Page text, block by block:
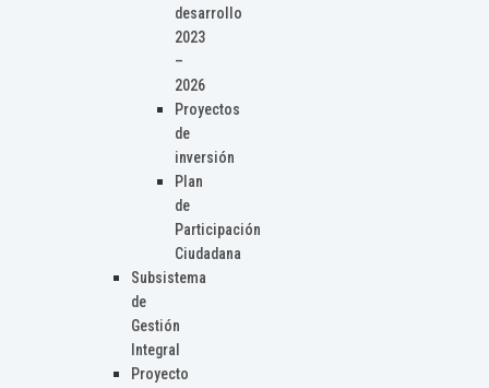
desarrollo
2023
–
2026
Proyectos
de
inversión
Plan
de
Participación
Ciudadana
Subsistema
de
Gestión
Integral
Proyecto